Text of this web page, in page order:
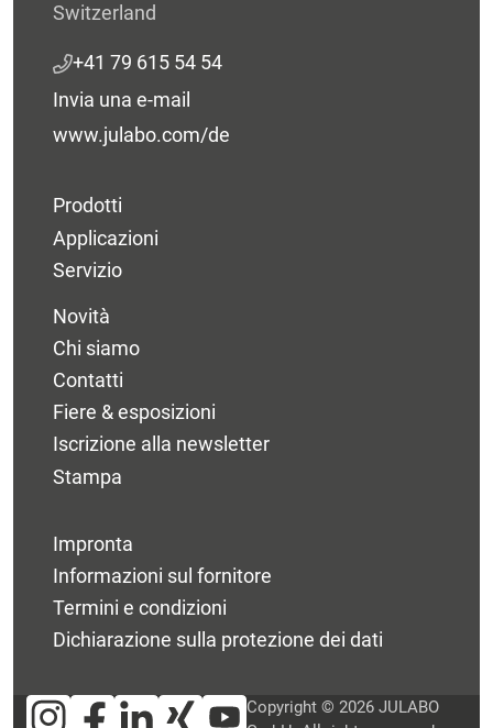
Switzerland
+41 79 615 54 54
Invia una e-mail
www.julabo.com/de
Prodotti
Applicazioni
Servizio
Novità
Chi siamo
Contatti
Fiere & esposizioni
Iscrizione alla newsletter
Stampa
Impronta
Informazioni sul fornitore
Termini e condizioni
Dichiarazione sulla protezione dei dati
Copyright © 2026 JULABO